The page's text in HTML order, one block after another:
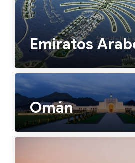
Emiratos
Omán